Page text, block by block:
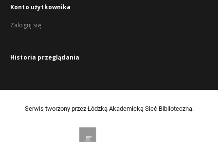
Konto użytkownika
Zaloguj się
Historia przeglądania
Serwis tworzony przez Łódzką Akademicką Sieć Biblioteczną.